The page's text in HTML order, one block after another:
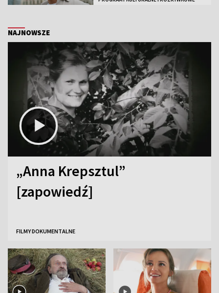
NAJNOWSZE
„Anna Krepsztul”
[zapowiedź]
FILMY DOKUMENTALNE